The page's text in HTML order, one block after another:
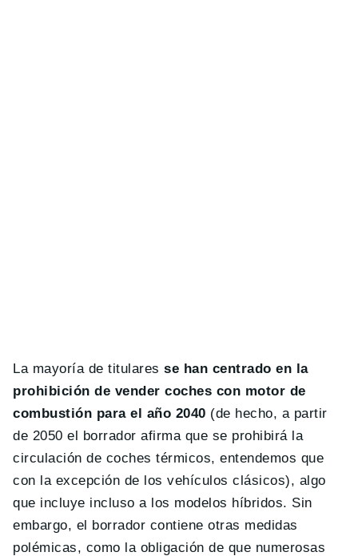
La mayoría de titularesse han centrado en la
prohibición de vender coches con motor de
combustión para el año 2040 (de hecho, a partir
de 2050 el borrador afirma que se prohibirá la
circulación de coches térmicos, entendemos que
con la excepción de los vehículos clásicos), algo
que incluye incluso a los modelos híbridos. Sin
embargo, el borrador contiene otras medidas
polémicas, como la obligación de que numerosas